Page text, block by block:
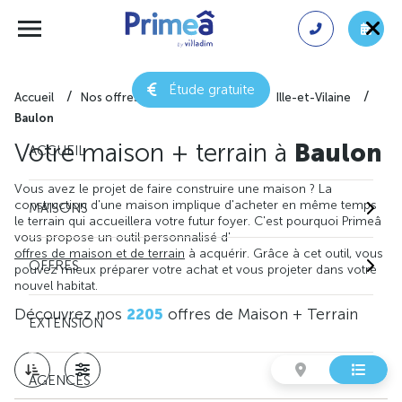
Étude gratuite
ACCUEIL
MAISONS
OFFRES
EXTENSION
AGENCES
Accueil Nos offres de maison + terrain
Ille-et-Vilaine
Baulon
Votre maison + terrain à Baulon
Vous avez le projet de faire construire une maison ? La
construction d'une maison implique d'acheter en même temps
le terrain qui accueillera votre futur foyer. C'est pourquoi Primeâ
vous propose un outil personnalisé d'
offres de maison et de terrain à acquérir. Grâce à cet outil, vous
pouvez mieux préparer votre achat et vous projeter dans votre
nouvel habitat.
Découvrez nos 2205 offres de Maison + Terrain